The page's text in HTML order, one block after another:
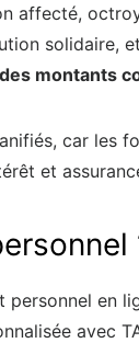
affecté,
solidaire,
car les
et
en
avec